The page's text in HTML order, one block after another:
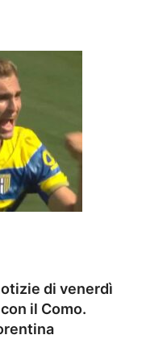
di venerdì
il Como.